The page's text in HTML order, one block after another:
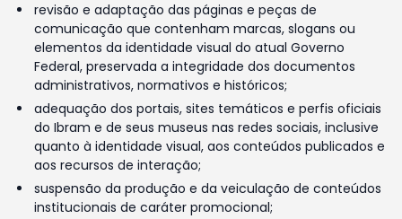
revisão e adaptação das páginas e peças de
comunicação que contenham marcas, slogans ou
elementos da identidade visual do atual Governo
Federal, preservada a integridade dos documentos
administrativos, normativos e históricos;
adequação dos portais, sites temáticos e perfis oficiais
do Ibram e de seus museus nas redes sociais, inclusive
quanto à identidade visual, aos conteúdos publicados e
aos recursos de interação;
suspensão da produção e da veiculação de conteúdos
institucionais de caráter promocional;